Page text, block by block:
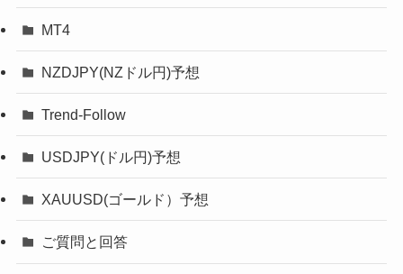
MT4
NZDJPY(NZドル円)予想
Trend-Follow
USDJPY(ドル円)予想
XAUUSD(ゴールド）予想
ご質問と回答